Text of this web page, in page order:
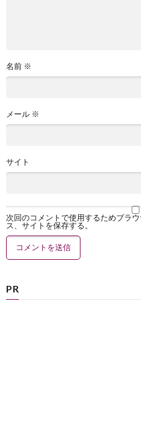
名前 ※
メール ※
サイト
次回のコメントで使用するためブラ
ス、サイトを保存する。
PR